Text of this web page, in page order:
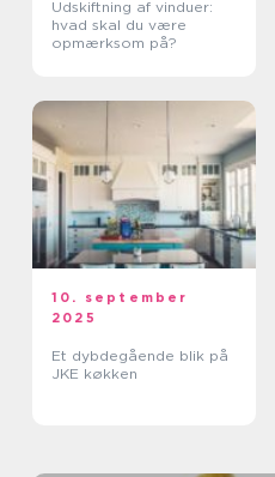
Udskiftning af vinduer:
hvad skal du være
opmærksom på?
10. september
2025
Et dybdegående blik på
JKE køkken